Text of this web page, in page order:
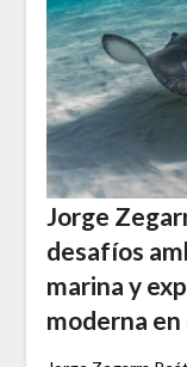
Jorge
desafíos
marina y
moderna en